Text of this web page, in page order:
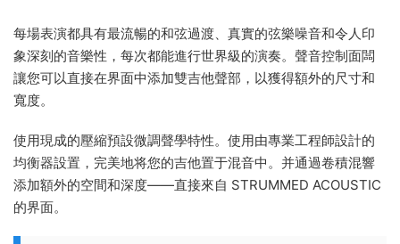
每場表演都具有最流暢的和弦過渡、真實的弦樂噪音和令人印
象深刻的音樂性，每次都能進行世界級的演奏。聲音控制面闆
讓您可以直接在界面中添加雙吉他聲部，以獲得額外的尺寸和
寬度。
使用現成的壓縮預設微調聲學特性。使用由專業工程師設計的
均衡器設置，完美地将您的吉他置于混音中。并通過卷積混響
添加額外的空間和深度——直接來自 STRUMMED ACOUSTIC
的界面。